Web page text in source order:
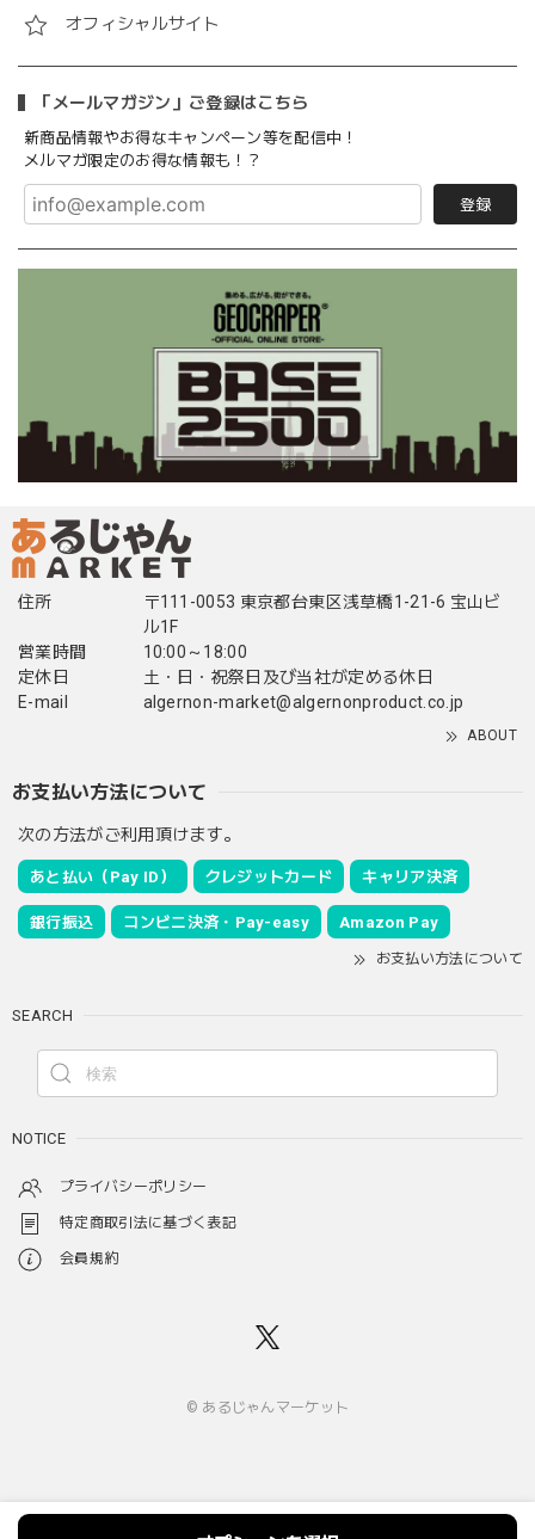
オフィシャルサイト
「メールマガジン」ご登録はこちら
新商品情報やお得なキャンペーン等を配信中！
メルマガ限定のお得な情報も！？
登録
住所
〒111-0053 東京都台東区浅草橋1-21-6 宝山ビ
ル1F
営業時間
10:00～18:00
定休日
土・日・祝祭日及び当社が定める休日
E-mail
algernon-market@algernonproduct.co.jp
ABOUT
お支払い方法について
次の方法がご利用頂けます。
あと払い（Pay ID） クレジットカード キャリア決済
銀行振込 コンビニ決済・Pay-easy Amazon Pay
お支払い方法について
SEARCH
NOTICE
プライバシーポリシー
特定商取引法に基づく表記
会員規約
© あるじゃんマーケット